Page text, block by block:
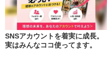
SNSアカウントを着実に成長。
実はみんなココ使ってます。